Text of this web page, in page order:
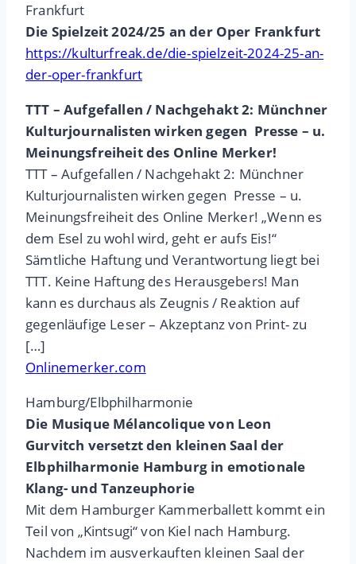
Frankfurt
Die Spielzeit 2024/25 an der Oper Frankfurt
https://kulturfreak.de/die-spielzeit-2024-25-an-
der-oper-frankfurt
TTT – Aufgefallen / Nachgehakt 2: Münchner
Kulturjournalisten wirken gegen Presse – u.
Meinungsfreiheit des Online Merker!
TTT – Aufgefallen / Nachgehakt 2: Münchner
Kulturjournalisten wirken gegen Presse – u.
Meinungsfreiheit des Online Merker! „Wenn es
dem Esel zu wohl wird, geht er aufs Eis!“
Sämtliche Haftung und Verantwortung liegt bei
TTT. Keine Haftung des Herausgebers! Man
kann es durchaus als Zeugnis / Reaktion auf
gegenläufige Leser – Akzeptanz von Print- zu
[…]
Onlinemerker.com
Hamburg/Elbphilharmonie
Die Musique Mélancolique von Leon
Gurvitch versetzt den kleinen Saal der
Elbphilharmonie Hamburg in emotionale
Klang- und Tanzeuphorie
Mit dem Hamburger Kammerballett kommt ein
Teil von „Kintsugi“ von Kiel nach Hamburg.
Nachdem im ausverkauften kleinen Saal der